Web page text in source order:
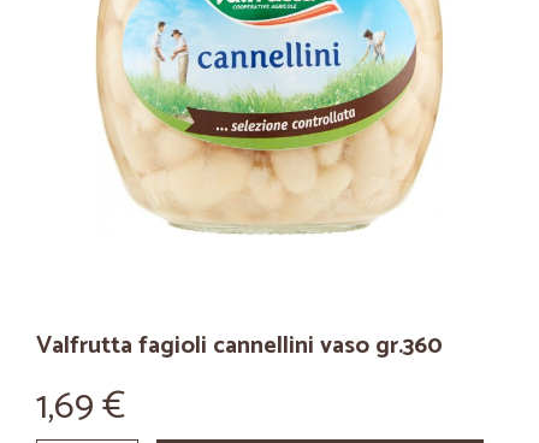
Valfrutta fagioli cannellini vaso gr.360
1,69 €